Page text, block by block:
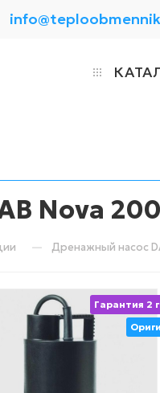
Nova
— Дренажный насос
Гарантия 2